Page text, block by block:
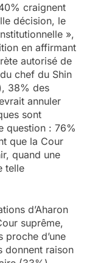
craignent
décision, le
»,
en affirmant
autorisé de
chef du Shin
38% des
annuler
sont
question : 76%
que la Cour
quand une
telle
d’Aharon
suprême,
d’une
donnent raison